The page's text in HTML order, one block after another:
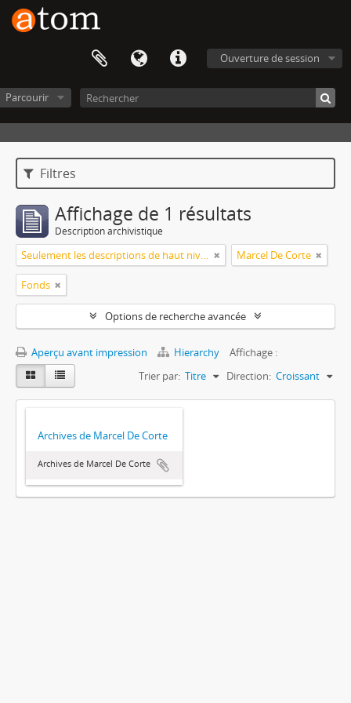
Ouverture de session
Parcourir
Filtres
Affichage de 1 résultats
Description archivistique
Seulement les descriptions de haut niveau Marcel De Corte
Fonds
Options de recherche avancée
Aperçu avant impression Hierarchy
Affichage :
Trier par: Titre Direction: Croissant
Archives de Marcel De Corte
Archives de Marcel De Corte